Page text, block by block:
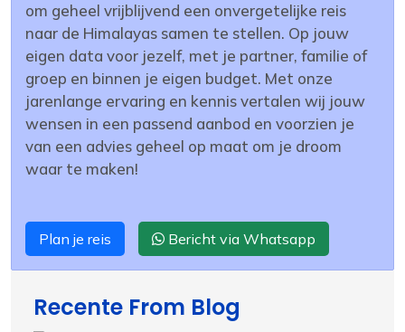
om geheel vrijblijvend een onvergetelijke reis
naar de Himalayas samen te stellen. Op jouw
eigen data voor jezelf, met je partner, familie of
groep en binnen je eigen budget. Met onze
jarenlange ervaring en kennis vertalen wij jouw
wensen in een passend aanbod en voorzien je
van een advies geheel op maat om je droom
waar te maken!
Plan je reis Bericht via Whatsapp
Recente From Blog